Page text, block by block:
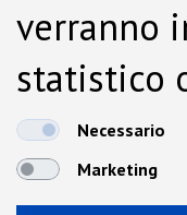
verranno
statistico
dallaNecessario
Marketing